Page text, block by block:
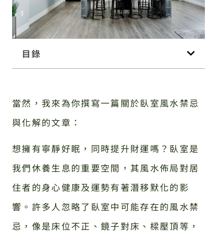
目錄
當然，我來為你撰寫一篇關於臥室風水禁忌
與化解的文章：
想擁有寧靜好眠，同時提升財運嗎？臥室是
我們休養生息的重要空間，其風水佈局對居
住者的身心健康及運勢有著潛移默化的影
響。許多人忽略了臥室中可能存在的風水禁
忌，像是床位不正、鏡子對床、樑壓頂等，